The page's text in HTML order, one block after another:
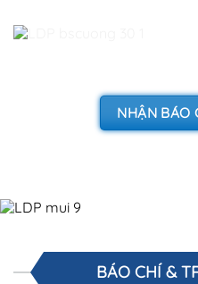
NHẬN BÁO
BÁO CHÍ &